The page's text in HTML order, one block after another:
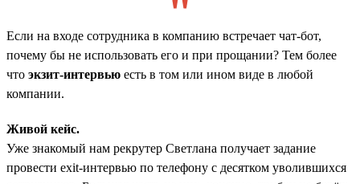
Если на входе сотрудника в компанию встречает чат-бот,
почему бы не использовать его и при прощании? Тем более
что экзит-интервью есть в том или ином виде в любой
компании.
Живой кейс.
Уже знакомый нам рекрутер Светлана получает задание
провести exit-интервью по телефону с десятком уволившихся